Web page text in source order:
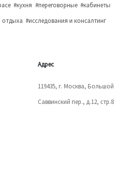
#кухня #переговорные #кабинеты
отдыха #исследования и консалтинг
Адрес
119435, г. Москва, Большой
Саввинский пер., д.12, стр.8